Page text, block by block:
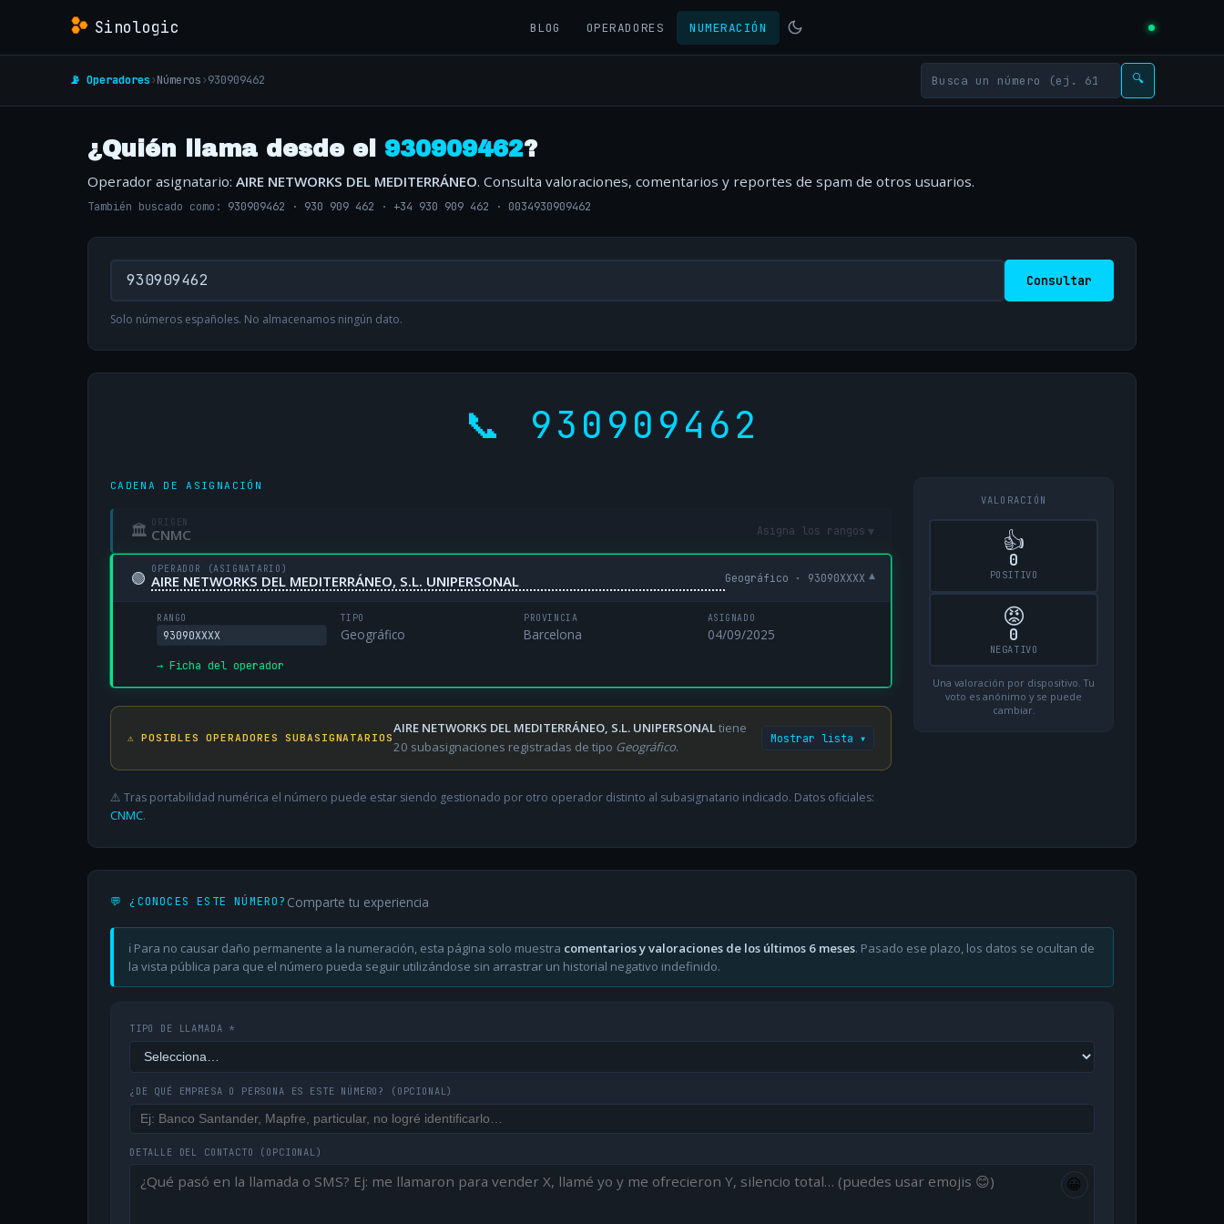
Sinologic BLOG OPERADORES NUMERACIÓN
📡 Operadores›Números›930909462 🔍
¿Quién llama desde el 930909462?
Operador asignatario: AIRE NETWORKS DEL MEDITERRÁNEO. Consulta valoraciones, comentarios y reportes de spam de otros usuarios.
También buscado como: 930909462 · 930 909 462 · +34 930 909 462 · 0034930909462
Consultar
Solo números españoles. No almacenamos ningún dato.
📞 930909462
CADENA DE ASIGNACIÓN
🏛 ORIGEN
CNMC Asigna los rangos ▾
🟢 OPERADOR (ASIGNATARIO)
AIRE NETWORKS DEL MEDITERRÁNEO, S.L. UNIPERSONAL Geográfico · 93090XXXX ▾
RANGO
93090XXXX
TIPO
Geográfico
PROVINCIA
Barcelona
ASIGNADO
04/09/2025
→ Ficha del operador
⚠️ POSIBLES OPERADORES SUBASIGNATARIOS
AIRE NETWORKS DEL MEDITERRÁNEO, S.L. UNIPERSONALtiene
20 subasignaciones registradas de tipo Geográfico.
Mostrar lista ▾
⚠️ Tras portabilidad numérica el número puede estar siendo gestionado por otro operador distinto al subasignatario indicado. Datos oficiales:
CNMC.
VALORACIÓN
👍
0
POSITIVO
😡
0
NEGATIVO
Una valoración por dispositivo. Tu
voto es anónimo y se puede
cambiar.
💬 ¿CONOCES ESTE NÚMERO? Comparte tu experiencia
ℹ️ Para no causar daño permanente a la numeración, esta página solo muestra comentarios y valoraciones de los últimos 6 meses. Pasado ese plazo, los datos se ocultan de
la vista pública para que el número pueda seguir utilizándose sin arrastrar un historial negativo indefinido.
TIPO DE LLAMADA *
¿DE QUÉ EMPRESA O PERSONA ES ESTE NÚMERO? (OPCIONAL)
DETALLE DEL CONTACTO (OPCIONAL)
😀